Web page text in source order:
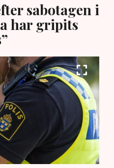
sabotagen i
har gripits